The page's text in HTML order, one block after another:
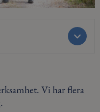
Vi har flera